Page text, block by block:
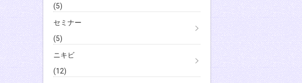
(5)
セミナー
(5)
ニキビ
(12)